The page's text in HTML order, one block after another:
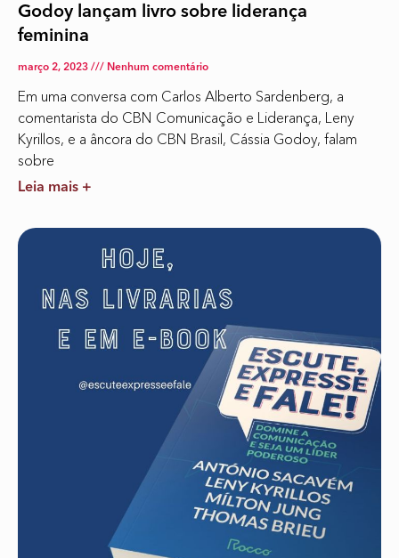
Godoy lançam livro sobre liderança
feminina
março 2, 2023 Nenhum comentário
Em uma conversa com Carlos Alberto Sardenberg, a
comentarista do CBN Comunicação e Liderança, Leny
Kyrillos, e a âncora do CBN Brasil, Cássia Godoy, falam
sobre
Leia mais +